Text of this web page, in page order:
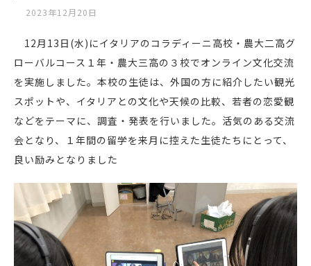
2023年12月20日
12月13日(水)にイタリアのコラディーニ高校・農大二高グ
ローバルコース１年・農大三高の３校でオンライン文化交流
を実施しました。本校の生徒は、外国の方に紹介したい観光
スポットや、イタリアとの文化や天候の比較、若者の恋愛観
などをテーマに、調査・発表を行いました。活気のある交流
会となり、１年間の留学を来月に控えた生徒たちにとって、
良い励みとなりました